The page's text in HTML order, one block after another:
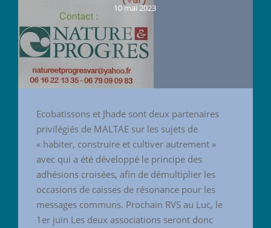
10 mai 2023
Ecobatissons et Jhade sont deux partenaires
privilégiés de MALTAE sur les sujets de
« habiter, construire et cultiver autrement »
avec qui a été développé le principe des
adhésions croisées, afin de démultiplier les
occasions de caisses de résonance pour les
messages communs. Prochain RVS au Luc, le
1er juin Les deux associations seront donc